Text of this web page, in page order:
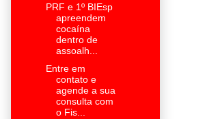
PRF e 1º BIEsp
apreendem
cocaína
dentro de
assoalh...
Entre em
contato e
agende a sua
consulta com
o Fis...